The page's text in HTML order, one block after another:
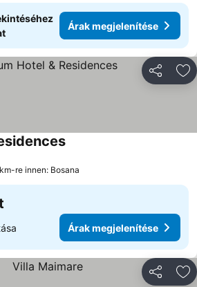
Árak megjelenítése
re innen: Bosana
Árak megjelenítése